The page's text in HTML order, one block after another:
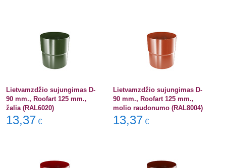
Lietvamzdžio sujungimas D-
90 mm., Roofart 125 mm.,
žalia (RAL6020)
13,37 €
Lietvamzdžio sujungimas D-
90 mm., Roofart 125 mm.,
molio raudonumo (RAL8004)
13,37 €